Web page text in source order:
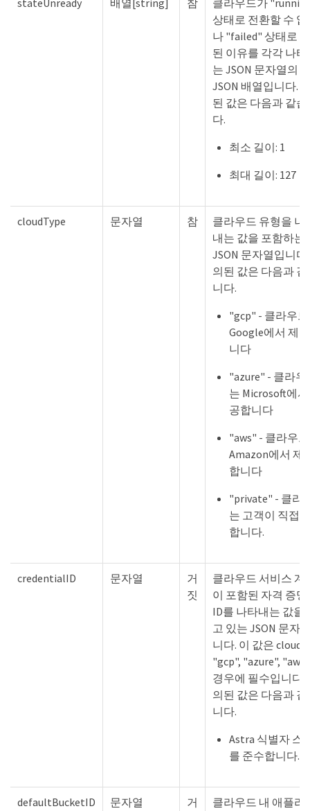
stateUnready 배열[string] 참
클라우드가
상태로 전환할 수 없
나 "failed" 상태로
된 이유를 각각 나타
는 JSON 문자열의
JSON 배열입니다.
된 값은 다음과 같습
다.
최소 길이: 1
최대 길이: 127
cloudType 문자열 참
클라우드 유형을 나
내는 값을 포함하는
JSON 문자열입니다
의된 값은 다음과 같
니다.
"gcp" - 클라우
Google에서 제
니다
"azure" - 클라우
는 Microsoft에
공합니다
"aws" - 클라우
Amazon에서 제
합니다
"private" - 클라
는 고객이 직접
합니다.
credentialID 문자열
거
짓
클라우드 서비스 계
이 포함된 자격 증명
ID를 나타내는 값을
고 있는 JSON 문자
니다. 이 값은
"gcp", "azure",
경우에 필수입니다.
의된 값은 다음과 같
니다.
Astra 식별자 스
를 준수합니다.
defaultBucketID 문자열
거
클라우드 내 애플리